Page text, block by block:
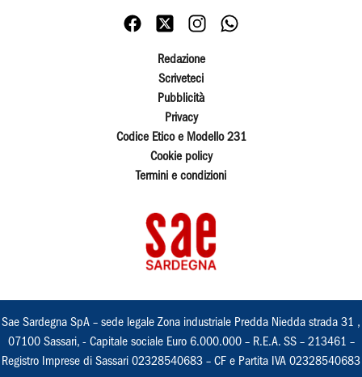
Redazione
Scriveteci
Pubblicità
Privacy
Codice Etico e Modello 231
Cookie policy
Termini e condizioni
Sae Sardegna SpA – sede legale Zona industriale Predda Niedda strada 31 ,
07100 Sassari, - Capitale sociale Euro 6.000.000 – R.E.A. SS – 213461 –
Registro Imprese di Sassari 02328540683 – CF e Partita IVA 02328540683